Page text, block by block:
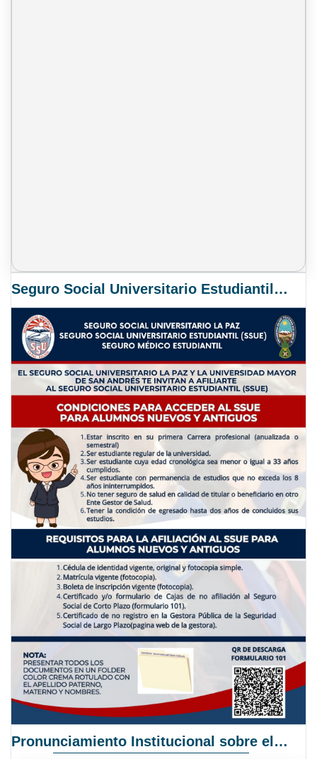
Seguro Social Universitario Estudiantil SSUE
Pronunciamiento Institucional sobre el Proyecto de Ley N° 068/2025-2026 C.S.